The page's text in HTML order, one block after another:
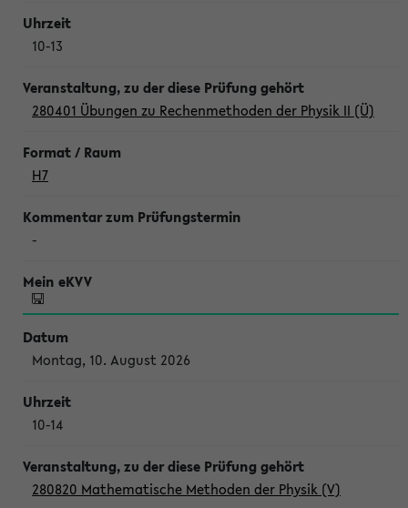
10-13
280401 Übungen zu Rechenmethoden der Physik II (Ü)
H7
-
Montag, 10. August 2026
10-14
280820 Mathematische Methoden der Physik (V)